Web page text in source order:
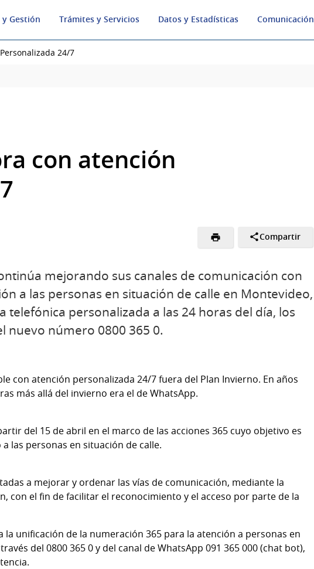
Gestión Trámites y Servicios Datos y Estadísticas Comunicación
24/7
con atención
Compartir
mejorando sus canales de comunicación con
a las personas en situación de calle en Montevideo,
telefónica personalizada a las 24 horas del día, los
nuevo número 0800 365 0.
con atención personalizada 24/7 fuera del Plan Invierno. En años
más allá del invierno era el de WhatsApp.
del 15 de abril en el marco de las acciones 365 cuyo objetivo es
las personas en situación de calle.
a mejorar y ordenar las vías de comunicación, mediante la
con el fin de facilitar el reconocimiento y el acceso por parte de la
unificación de la numeración 365 para la atención a personas en
del 0800 365 0 y del canal de WhatsApp 091 365 000 (chat bot),